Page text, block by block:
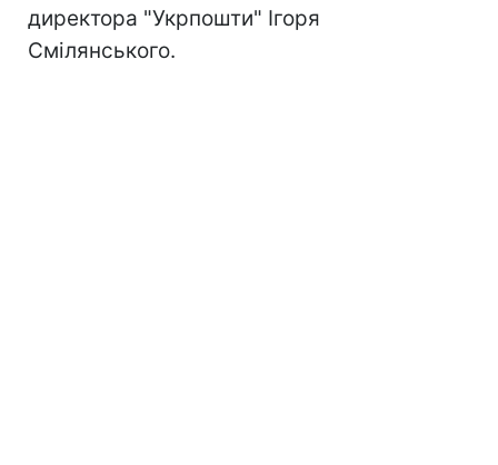
директора "Укрпошти" Ігоря
Смілянського.